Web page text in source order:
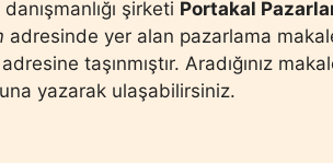
şirketi Portakal
adresinde yer alan pazarlama
adresine taşınmıştır. Aradığınız
yazarak ulaşabilirsiniz.